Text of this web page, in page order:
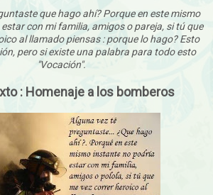
que hago ahí? Porque en este mismo
con mi familia, amigos o pareja, si tú que
al llamado piensas : porque lo hago? Esto
pero si existe una palabra para todo esto
"Vocación".
: Homenaje a los bomberos